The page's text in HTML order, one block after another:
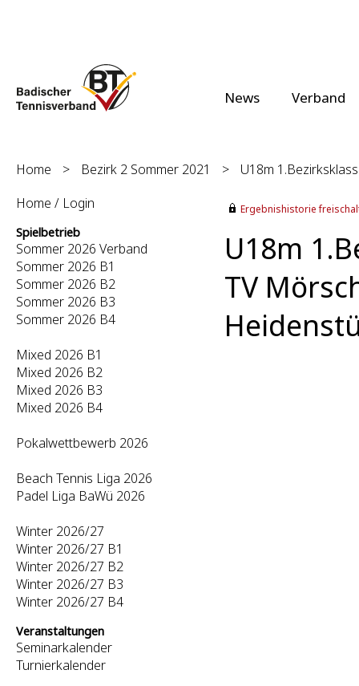
News Verband
Home > Bezirk 2 Sommer 2021 >
U18m
Home / Login
Spielbetrieb
Sommer 2026 Verband
Sommer 2026 B1
Sommer 2026 B2
Sommer 2026 B3
Sommer 2026 B4
Mixed 2026 B1
Mixed 2026 B2
Mixed 2026 B3
Mixed 2026 B4
Pokalwettbewerb 2026
Beach Tennis Liga 2026
Padel Liga BaWü 2026
Winter 2026/27
Winter 2026/27 B1
Winter 2026/27 B2
Winter 2026/27 B3
Winter 2026/27 B4
Veranstaltungen
Seminarkalender
Turnierkalender
Ergebnishistorie
U18m
TV